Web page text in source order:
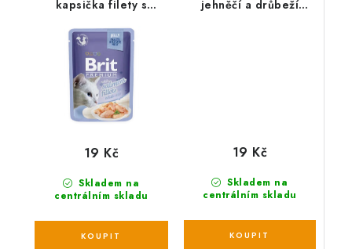
kapsička filety s
Skladem na
centrálním skladu
19 Kč
jehněčí a drůbeží
Skladem na
centrálním skladu
19 Kč